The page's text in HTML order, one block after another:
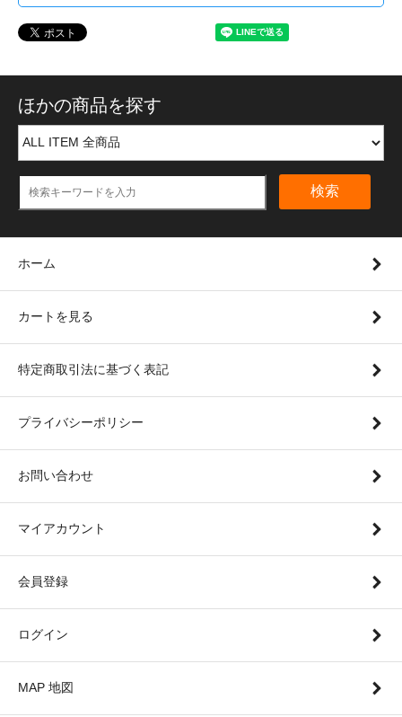
ほかの商品を探す
検索
ホーム
カートを見る
特定商取引法に基づく表記
プライバシーポリシー
お問い合わせ
マイアカウント
会員登録
ログイン
MAP 地図